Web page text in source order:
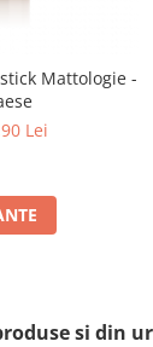
Mattologie -
Lei
si din